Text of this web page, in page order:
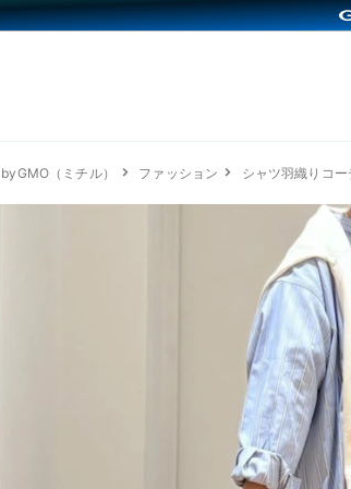
（ミチル） ファッション シャツ羽織りコー